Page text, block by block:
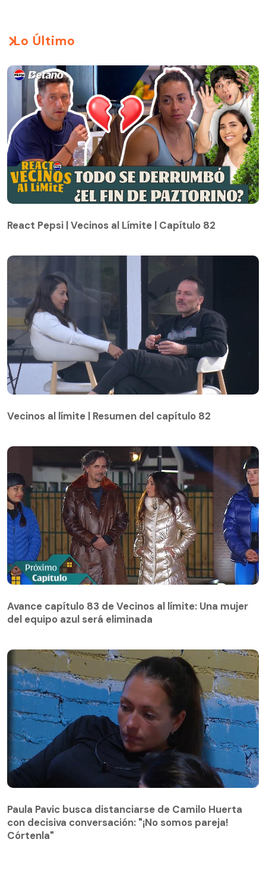
Lo Último
React Pepsi | Vecinos al Límite | Capítulo 82
Vecinos al límite | Resumen del capítulo 82
del equipo azul será eliminada
Avance capítulo 83 de Vecinos al límite: Una mujer
del equipo azul será eliminada
con decisiva conversación: "¡No somos pareja!
Córtenla"
Paula Pavic busca distanciarse de Camilo Huerta
con decisiva conversación: "¡No somos pareja!
Córtenla"